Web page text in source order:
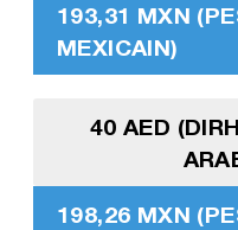
193,31 MXN
MEXICAIN)
40 AED
198,26 MXN